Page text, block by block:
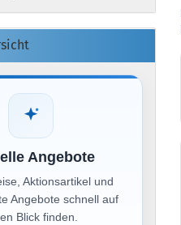
Angebote
Aktionsartikel und
Angebote schnell auf
Blick finden.